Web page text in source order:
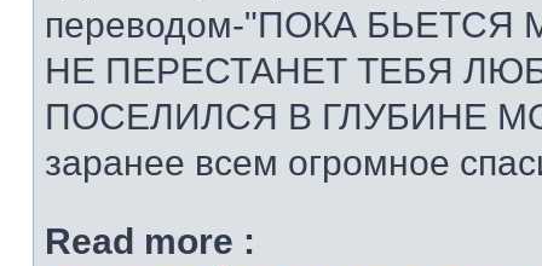
переводом-"ПОКА
НЕ ПЕРЕСТАНЕТ ТЕБЯ
ПОСЕЛИЛСЯ В ГЛУБИНЕ
заранее всем огромное
Read more :